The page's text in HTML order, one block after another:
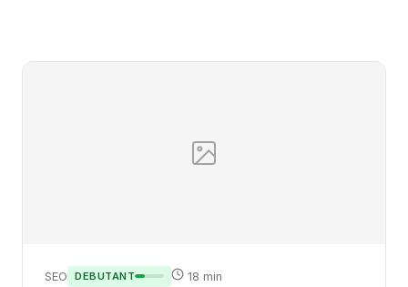
SEO DEBUTANT 18 min